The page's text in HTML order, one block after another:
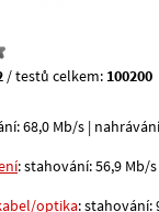
/ testů celkem: 100200
68,0 Mb/s |
: stahování: 56,9 Mb/
optika: stahování: